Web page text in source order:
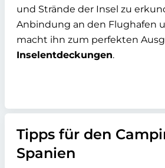
und Strände der Insel zu
Anbindung an den Flughafen
macht ihn zum perfekten
Inselentdeckungen.
Tipps für den
Spanien